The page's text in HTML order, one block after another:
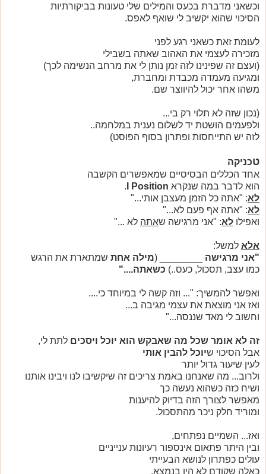
וכשאני מדברת בכעס והמילים שלי טעונות בביקורתיות
הסיכוי שהוא יקשיב לי שואף לאפס.
לעומת זאת כשאני רגע לפני
מזכירה לעצמי את האהוב שאתה בשבילי
(ועצם זה שפינינו לזה זמן נותן לי את מרחב הנשימה לכך)
ומגיעה מעמדה מכבדת ומחברת,
משהו אחר יכול להיווצר שם.
(נכון שזה לא תלוי רק בי...
ולפעמים הושטת יד לשלום נענית במלחמה..
לזה יש התייחסות ופתרון בסוף הפוסט)
טכניקה
אחד הכללים הבסיסיים שמאפשרים הקשבה
הוא לדבר במה שנקרא I Position
.
לא: "אתה כל הזמן מעצבן אותי..."
לא: "אתה אף פעם לא..."
ואפילו לא: "אני מרגישה שאתה לא ..."
אלא למשל:
"אני מרגישה ________ (מילה אחת שמתארת את הרגש
כמו עצב, תסכול, כעס..) כשאתה...."
ואפשר להמשיך: "... וזה קשה לי במיוחד כי....
ואז אני מוצאת את עצמי מגיבה ב...
וחשוב לי מאד שננסה..."
זה לא אומר שכל מה שאבקש הוא יוכל ויסכים לתת לי,
אבל הסיכוי שיוכל להבין אותי
לעין שיעור גדול יותר
ולרוב... מה שאנחנו באמת צריכים זה שיקשיבו לנו ויבינו אותנו
ושיח כזה כשהוא נעשה כך
מאפשר לצורך הזה בדיוק להיענות
ומוריד חלק ניכר מהתסכול.
ואז... השמיים נפתחים,
ובין היתר פתאום אינספור רעיונות ענייניים
עולים כפתרון לנושא הבעייתי
כאלה שקודם לא היו בנמצא,